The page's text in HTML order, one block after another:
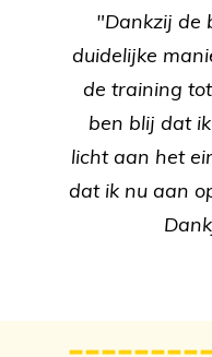
"Dankzij de
duidelijke
de training
ben blij dat
licht aan het
dat ik nu aan